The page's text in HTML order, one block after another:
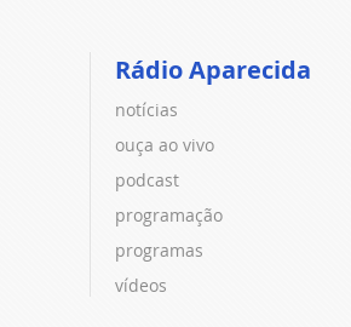
Rádio Aparecida
notícias
ouça ao vivo
podcast
programação
programas
vídeos